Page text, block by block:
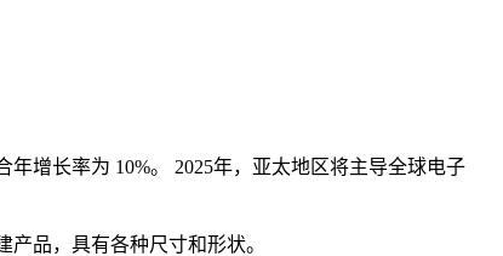
年增长率为 10%。 2025年，亚太地区将主导全球电子
品，具有各种尺寸和形状。